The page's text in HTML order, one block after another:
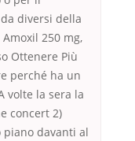
diversi della
250 mg,
Ottenere Più
perché ha un
volte la sera la
concert 2)
davanti al